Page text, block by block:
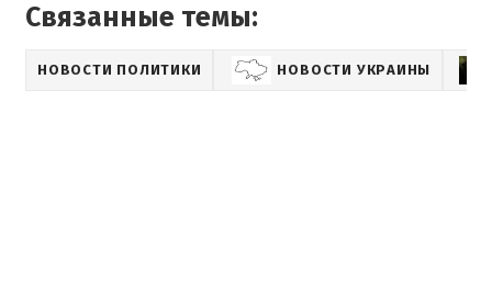
Связанные темы:
НОВОСТИ ПОЛИТИКИ НОВОСТИ УКРАИНЫ